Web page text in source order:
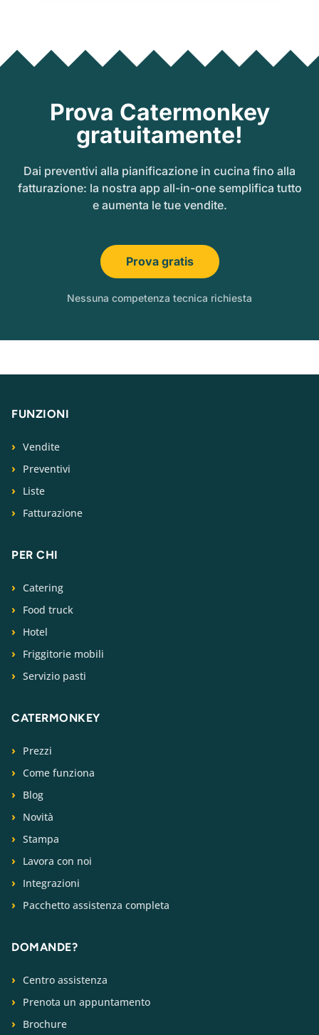
Prova Catermonkey
gratuitamente!
Dai preventivi alla pianificazione in cucina fino alla
fatturazione: la nostra app all-in-one semplifica tutto
e aumenta le tue vendite.
Prova gratis
Nessuna competenza tecnica richiesta
FUNZIONI
Vendite
Preventivi
Liste
Fatturazione
PER CHI
Catering
Food truck
Hotel
Friggitorie mobili
Servizio pasti
CATERMONKEY
Prezzi
Come funziona
Blog
Novità
Stampa
Lavora con noi
Integrazioni
Pacchetto assistenza completa
DOMANDE?
Centro assistenza
Prenota un appuntamento
Brochure